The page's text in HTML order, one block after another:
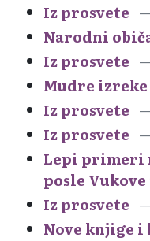
Iz prosvete
Narodni
Iz prosvete
Mudre
Iz prosvete
Iz prosvete
Lepi primeri
posle
Iz prosvete
Nove knjige